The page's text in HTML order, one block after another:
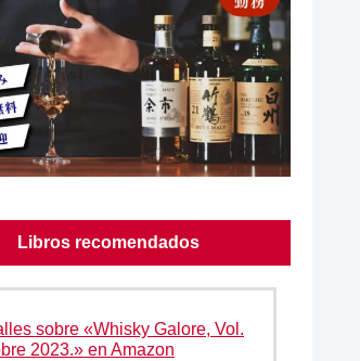
Libros recomendados
sobre «Whisky Galore, Vol.
2023.» en Amazon